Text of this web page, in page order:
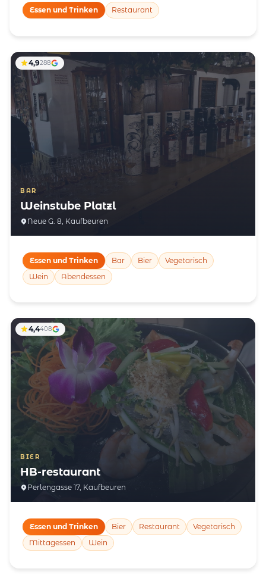
Essen und Trinken Restaurant
BAR
Weinstube Platzl
Neue G. 8, Kaufbeuren
4,9288
Essen und Trinken Bar Bier
Vegetarisch
Wein
Abendessen
BIER
HB-restaurant
Perlengasse 17, Kaufbeuren
4,4408
Essen und Trinken Bier Restaurant
Vegetarisch
Mittagessen
Wein